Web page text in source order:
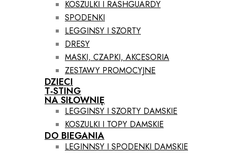
KOSZULKI I RASHGUARDY
SPODENKI
LEGGINSY I SZORTY
DRESY
MASKI, CZAPKI, AKCESORIA
ZESTAWY PROMOCYJNE
DZIECI
T-STING
NA SIŁOWNIĘ
LEGGINSY I SZORTY DAMSKIE
KOSZULKI I TOPY DAMSKIE
DO BIEGANIA
LEGINNSY I SPODENKI DAMSKIE